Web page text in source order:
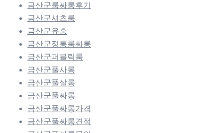
금산군룸싸롱후기
금산군셔츠룸
금산군유흥
금산군정통룸싸롱
금산군퍼블릭룸
금산군풀사롱
금산군풀살롱
금산군풀싸롱
금산군풀싸롱가격
금산군풀싸롱견적